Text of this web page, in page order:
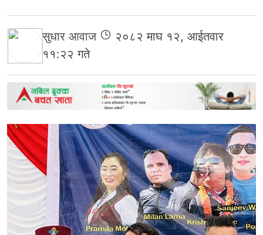
सुधार आवाज
२०८२ माघ १२, आईतवार
११:२२ गते